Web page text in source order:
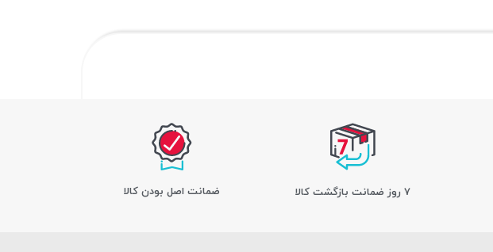
7 روز ضمانت بازگشت کالا ﺿﻤﺎﻧﺖ اﺻﻞ ﺑﻮدن ﮐﺎﻟﺎ